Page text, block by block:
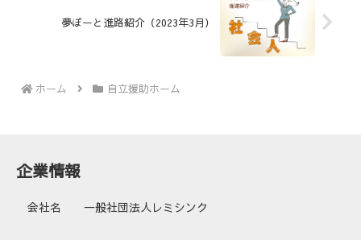
夢ぽーと進路紹介（2023年3月）
ホーム 自立援助ホーム
企業情報
会社名 一般社団法人レミシンク